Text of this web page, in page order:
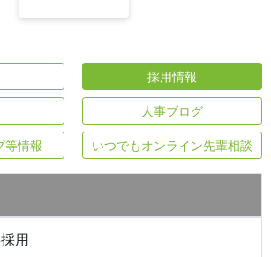
採用情報
人事ブログ
等情報 いつでもオンライン先輩相談
用